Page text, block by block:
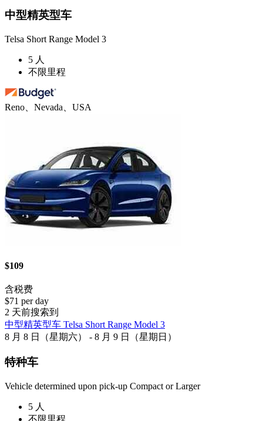
中型精英型车
Telsa Short Range Model 3
5 人
不限里程
Reno、Nevada、USA
$109
含税费
$71 per day
2 天前搜索到
中型精英型车 Telsa Short Range Model 3
8 月 8 日（星期六） - 8 月 9 日（星期日）
特种车
Vehicle determined upon pick-up Compact or Larger
5 人
不限里程